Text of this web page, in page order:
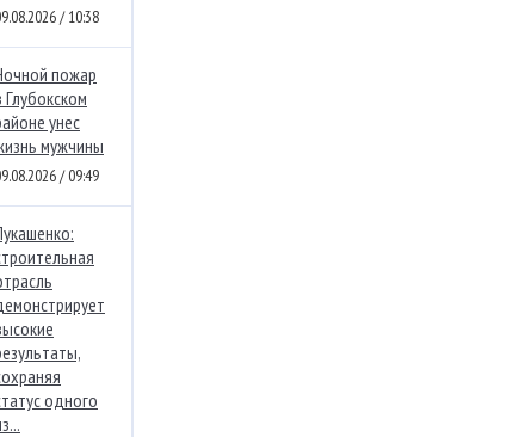
/ 10:38
пожар
Глубокском
унес
мужчины
/ 09:49
одного